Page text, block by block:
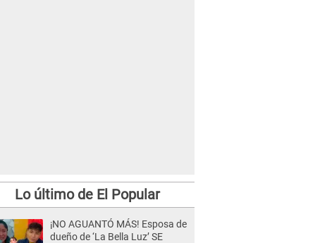
Lo último de El Popular
¡NO AGUANTÓ MÁS! Esposa de
dueño de ‘La Bella Luz’ SE